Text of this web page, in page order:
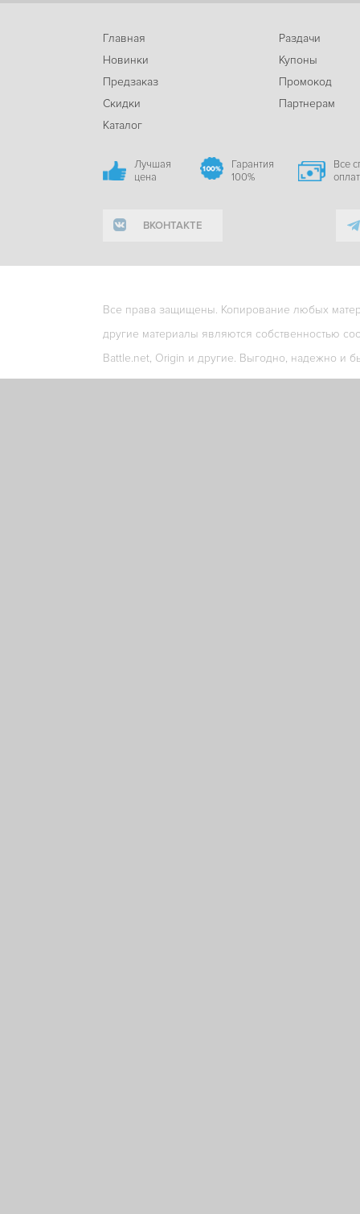
Главная
Новинки
Предзаказ
Скидки
Каталог
Раздачи
Купоны
Промокод
Партнерам
Лучшая
цена
Гарантия
100%
Все
ВКОНТАКТЕ
Все права защищены. Копирование любых
другие материалы являются собственностью
Battle.net, Origin и другие. Выгодно, надежно и